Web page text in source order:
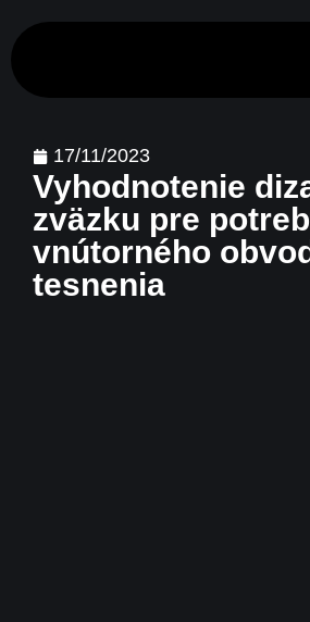
17/11/2023
Vyhodnotenie
zväzku pre
vnútorného
tesnenia